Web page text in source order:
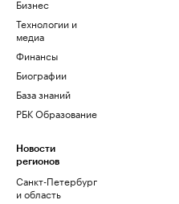
Бизнес
Технологии и
медиа
Финансы
Биографии
База знаний
РБК Образование
Новости
регионов
Санкт-Петербург
и область